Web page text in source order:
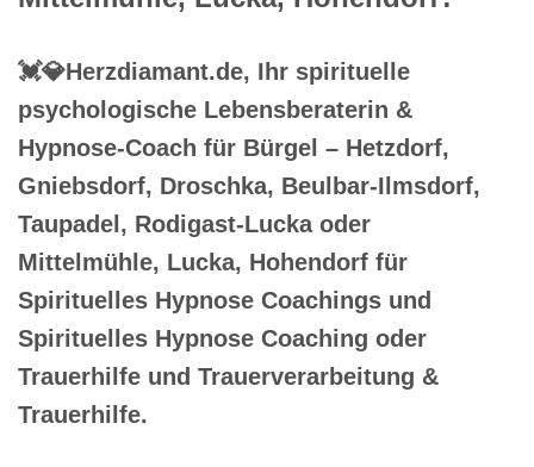
💓️💎Herzdiamant.de, Ihr spirituelle
psychologische Lebensberaterin &
Hypnose-Coach für Bürgel – Hetzdorf,
Gniebsdorf, Droschka, Beulbar-Ilmsdorf,
Taupadel, Rodigast-Lucka oder
Mittelmühle, Lucka, Hohendorf für
Spirituelles Hypnose Coachings und
Spirituelles Hypnose Coaching oder
Trauerhilfe und Trauerverarbeitung &
Trauerhilfe.